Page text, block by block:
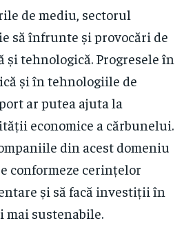
de mediu, sectorul
să înfrunte și provocări de
și tehnologică. Progresele în
și în tehnologiile de
ar putea ajuta la
economice a cărbunelui.
din acest domeniu
conformeze cerințelor
și să facă investiții în
mai sustenabile.